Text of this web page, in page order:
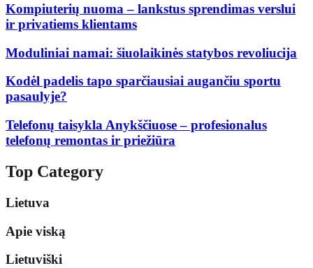
Kompiuterių nuoma – lankstus sprendimas verslui
ir privatiems klientams
Moduliniai namai: šiuolaikinės statybos revoliucija
Kodėl padelis tapo sparčiausiai augančiu sportu
pasaulyje?
Telefonų taisykla Anykščiuose – profesionalus
telefonų remontas ir priežiūra
Top Category
Lietuva
Apie viską
Lietuviški